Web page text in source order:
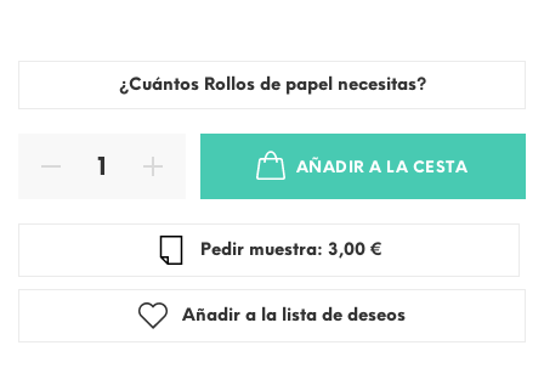
¿Cuántos Rollos de papel necesitas?
AÑADIR A LA CESTA
Pedir muestra: 3,00 €
Añadir a la lista de deseos